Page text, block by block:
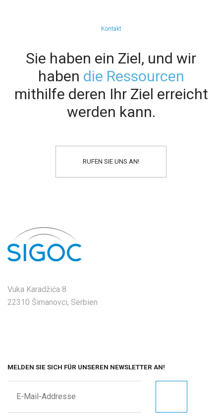
Kontakt
Sie haben ein Ziel, und wir
haben die Ressourcen
mithilfe deren Ihr Ziel erreicht
werden kann.
RUFEN SIE UNS AN!
Vuka Karadžića 8
22310 Šimanovci, Serbien
MELDEN SIE SICH FÜR UNSEREN NEWSLETTER AN!